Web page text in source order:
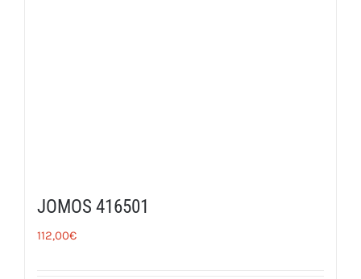
JOMOS 416501
112,00€